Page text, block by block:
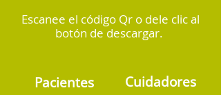
Escanee el código Qr o dele clic al
botón de descargar.
Pacientes Cuidadores